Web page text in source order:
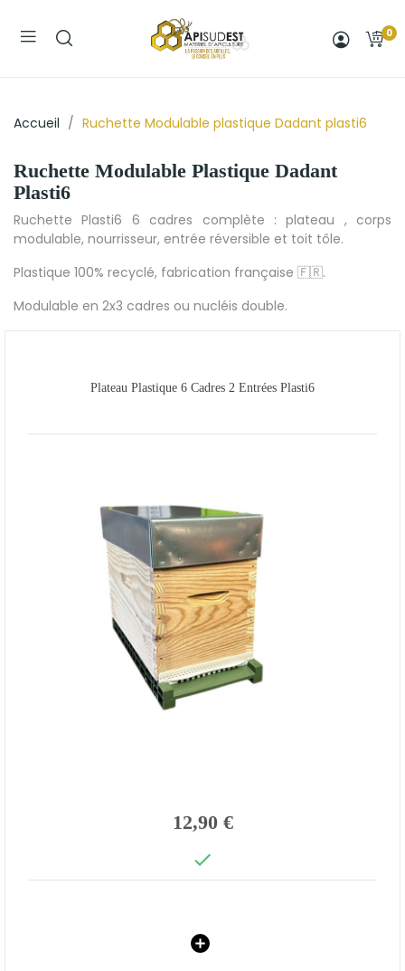
0
Accueil Ruchette Modulable plastique Dadant plasti6
Ruchette Modulable Plastique Dadant
Plasti6
Ruchette Plasti6 6 cadres complète : plateau , corps
modulable, nourrisseur, entrée réversible et toit tôle.
Plastique 100% recyclé, fabrication française 🇫🇷.
Modulable en 2x3 cadres ou nucléis double.
Plateau Plastique 6 Cadres 2 Entrées Plasti6
12,90 €
